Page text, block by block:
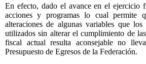
En efecto, dado el avance en el ejercicio
acciones y programas lo cual permite
alteraciones de algunas variables que
utilizados sin alterar el cumplimiento de
fiscal actual resulta aconsejable no
Presupuesto de Egresos de la Federación.